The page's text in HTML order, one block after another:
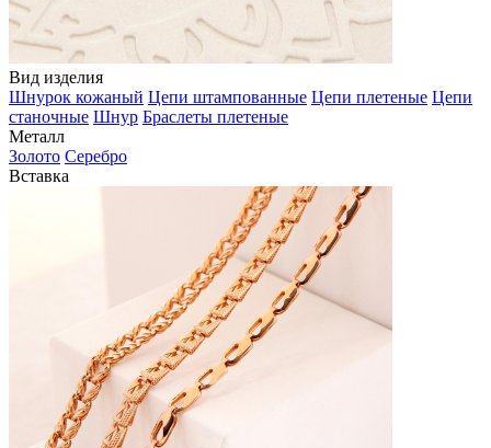
Вид изделия
Шнурок кожаный Цепи штампованные Цепи плетеные Цепи
станочные Шнур Браслеты плетеные
Металл
Золото Серебро
Вставка